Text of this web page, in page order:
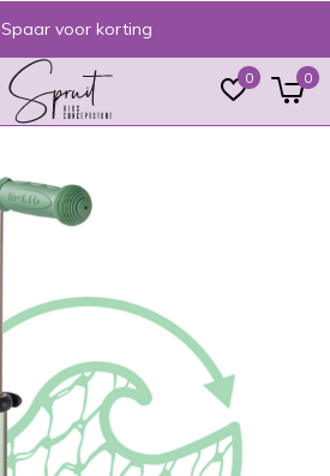
0 0
Spaar voor korting